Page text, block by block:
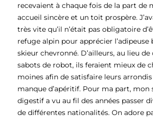
recevaient à chaque fois de la part de
accueil sincère et un toit prospère.
très vite qu’il n’était pas obligatoire
refuge alpin pour apprécier l’adipeuse
skieur chevronné. D’ailleurs, au lieu de
sabots de robot, ils feraient mieux de
moines afin de satisfaire leurs
manque d’apéritif. Pour ma part, mon
digestif a vu au fil des années passer
de différentes nationalités. On adore